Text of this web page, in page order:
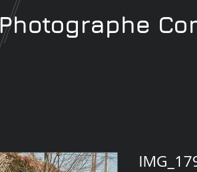
Photographe